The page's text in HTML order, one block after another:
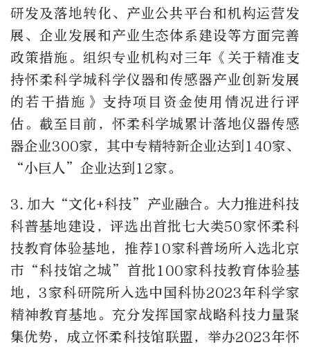
研发及落地转化、产业公共平台和机构运营发
展、企业发展和产业生态体系建设等方面完善
政策措施。组织专业机构对三年《关于精准支
持怀柔科学城科学仪器和传感器产业创新发展
的若干措施》支持项目资金使用情况进行评
估。截至目前，怀柔科学城累计落地仪器传感
器企业300家，其中专精特新企业达到 140家、
“小巨人”企业达到 12家。
3. 加大“文化+科技”产业融合。大力推进科技
科普基地建设，评选出首批七大类50家怀柔科
技教育体验基地，推荐10家科普场所入选北京
市“科技馆之城”首批 100家科技教育体验基
地，3家科研院所入选中国科协2023年科学家
精神教育基地。充分发挥国家战略科技力量聚
集优势，成立怀柔科技馆联盟，举办2023年怀